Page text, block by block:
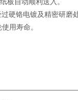
板自动顺利送入。
硬铬电镀及精密研磨
用寿命。